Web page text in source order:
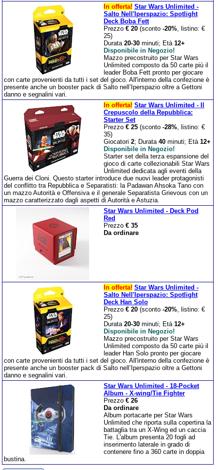
In offerta! Star Wars Unlimited -
Salto Nell'Iperspazio: Spotlight
Deck Boba Fett
Prezzo € 20 (sconto -20%, listino: €
25)
Durata 20-30 minuti; Età 12+
Disponibile in Negozio!
Mazzo precostruito per Star Wars
Unlimited composto da 50 carte più il
leader Boba Fett pronto per giocare
con carte provenienti da tutti i set del gioco. All'interno della confezione è
presente anche un booster pack di Salto nell’Iperspazio oltre a Gettoni
danno e segnalini vari.
In offerta! Star Wars Unlimited - Il
Crepuscolo della Repubblica:
Starter Set
Prezzo € 25 (sconto -28%, listino: €
35)
Giocatori 2; Durata 40 minuti; Età 12+
Disponibile in Negozio!
Starter set della terza espansione del
gioco di carte collezionabili Star Wars
Unlimited dedicata agli eventi della
Guerra dei Cloni. Questo starter introduce due nuovi leader protagonisti
del conflitto tra Repubblica e Separatisti: la Padawan Ahsoka Tano con
un mazzo Autorità e Offensiva e il generale Separatista Grievous con un
mazzo caratterizzato dagli aspetti di Autorità e Astuzia.
Star Wars Unlimited - Deck Pod
Red
Prezzo € 35
Da ordinare
In offerta! Star Wars Unlimited -
Salto Nell'Iperspazio: Spotlight
Deck Han Solo
Prezzo € 20 (sconto -20%, listino: €
25)
Durata 20-30 minuti; Età 12+
Disponibile in Negozio!
Mazzo precostruito per Star Wars
Unlimited composto da 50 carte più il
leader Han Solo pronto per giocare
con carte provenienti da tutti i set del gioco. All'interno della confezione è
presente anche un booster pack di Salto nell’Iperspazio oltre a Gettoni
danno e segnalini vari.
Star Wars Unlimited - 18-Pocket
Album - X-wing/Tie Fighter
Prezzo € 26
Da ordinare
Album portacarte per Star Wars
Unlimited che riporta sulla copertina la
battaglia tra un X-Wing ed un caccia
Tie. L'album presenta 20 fogli ad
inserimento laterale in grado di
contenere fino a 360 carte in doppia
bustina.